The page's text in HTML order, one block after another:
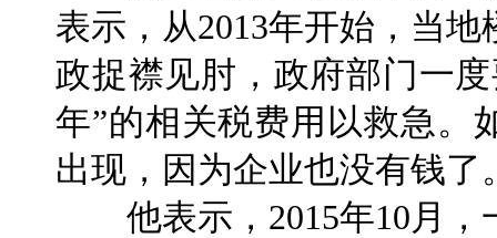
表示，从2013年开始，当
政捉襟见肘，政府部门一
年”的相关税费用以救急。
出现，因为企业也没有钱了
他表示，2015年10月，